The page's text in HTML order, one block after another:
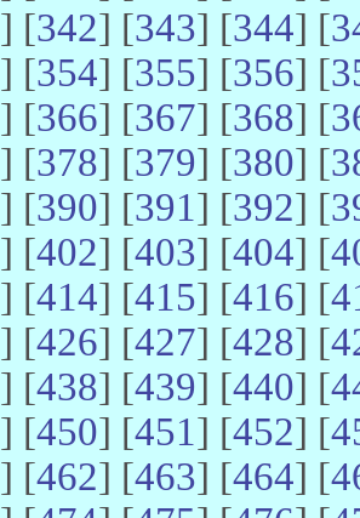
] [342] [343] [344] [
] [354] [355] [356] [
] [366] [367] [368] [
] [378] [379] [380] [
] [390] [391] [392] [
] [402] [403] [404] [
] [414] [415] [416] [
] [426] [427] [428] [
] [438] [439] [440] [
] [450] [451] [452] [
] [462] [463] [464] [